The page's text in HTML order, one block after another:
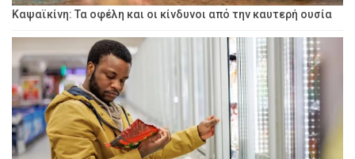
Καψαϊκίνη: Τα οφέλη και οι κίνδυνοι από την καυτερή ουσία